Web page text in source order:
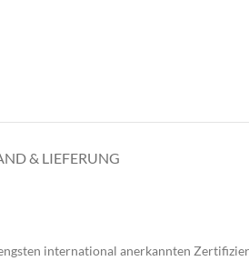
& LIEFERUNG
international anerkannten